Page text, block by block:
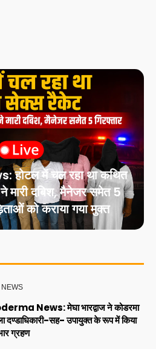
में चल रहा था कथित
दबिश, मैनेजर समेत 5
को कराया गया मुक्त
NEWS
News: मेघा भारद्वाज ने कोडरमा
दण्डाधिकारी-सह- उपायुक्त के रूप में किया
ग्रहण